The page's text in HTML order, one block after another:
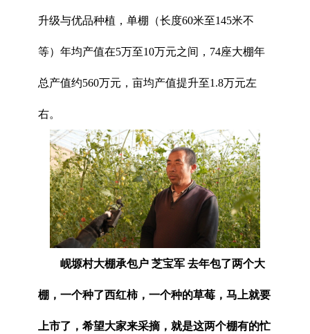
升级与优品种植，单棚（长度60米至145米不
等）年均产值在5万至10万元之间，74座大棚年
总产值约560万元，亩均产值提升至1.8万元左
右。
岘塬村大棚承包户 芝宝军 去年包了两个大
棚，一个种了西红柿，一个种的草莓，马上就要
上市了，希望大家来采摘，就是这两个棚有的忙